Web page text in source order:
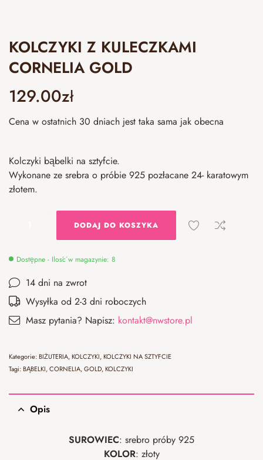
KOLCZYKI Z KULECZKAMI
CORNELIA GOLD
129.00zł
Cena w ostatnich 30 dniach jest taka sama jak obecna
Kolczyki bąbelki na sztyfcie.
Wykonane ze srebra o próbie 925 pozłacane 24- karatowym
złotem.
DODAJ DO KOSZYKA
Dostępne - Ilość w magazynie: 8
14 dni na zwrot
Wysyłka od 2-3 dni roboczych
Masz pytania? Napisz: kontakt@nwstore.pl
Kategorie:BIŻUTERIA,KOLCZYKI,KOLCZYKI NA SZTYFCIE
Tagi:BĄBELKI,CORNELIA,GOLD,KOLCZYKI
Opis
SUROWIEC: srebro próby 925
KOLOR: złoty